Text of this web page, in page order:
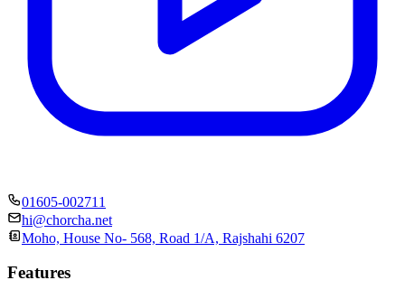
01605-002711
hi@chorcha.net
Moho, House No- 568, Road 1/A, Rajshahi 6207
Features